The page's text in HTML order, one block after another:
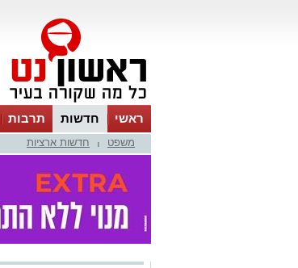
ראשי חדשות תרבות
משפט חדשות ארציות